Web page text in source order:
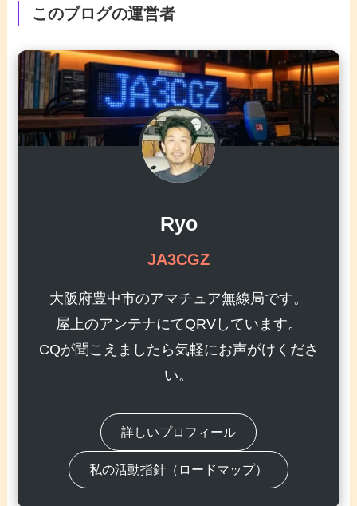
このブログの運営者
Ryo
JA3CGZ
大阪府豊中市のアマチュア無線局です。
屋上のアンテナにてQRVしています。
CQが聞こえましたら気軽にお声がけくださ
い。
詳しいプロフィール
私の活動指針（ロードマップ）